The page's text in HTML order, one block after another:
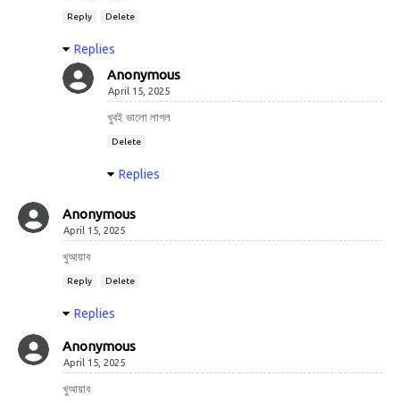
Reply Delete
Replies
Anonymous
April 15, 2025
খুবই ভালো লাগল
Delete
Replies
Anonymous
April 15, 2025
খুআয়াব
Reply Delete
Replies
Anonymous
April 15, 2025
খুআয়াব